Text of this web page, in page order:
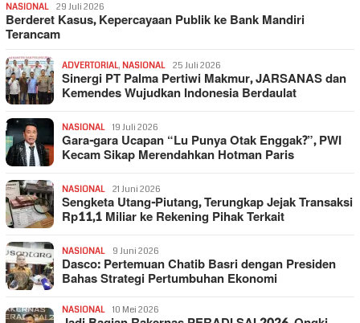
NASIONAL 29 Juli 2026
Berderet Kasus, Kepercayaan Publik ke Bank Mandiri
Terancam
ADVERTORIAL, NASIONAL 25 Juli 2026
Sinergi PT Palma Pertiwi Makmur, JARSANAS dan
Kemendes Wujudkan Indonesia Berdaulat
NASIONAL 19 Juli 2026
Gara-gara Ucapan “Lu Punya Otak Enggak?”, PWI
Kecam Sikap Merendahkan Hotman Paris
NASIONAL 21 Juni 2026
Sengketa Utang-Piutang, Terungkap Jejak Transaksi
Rp11,1 Miliar ke Rekening Pihak Terkait
NASIONAL 9 Juni 2026
Dasco: Pertemuan Chatib Basri dengan Presiden
Bahas Strategi Pertumbuhan Ekonomi
NASIONAL 10 Mei 2026